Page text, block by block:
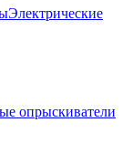
Электрические
опрыскиватели